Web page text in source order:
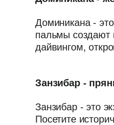
Доминикана -
пальмы создают
дайвингом,
Занзибар -
Занзибар - это
Посетите